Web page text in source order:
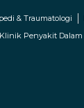
& Traumatologi
Klinik Penyakit Dalam